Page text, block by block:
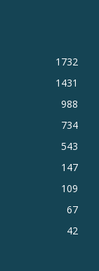
1732
1431
988
734
543
147
109
67
42